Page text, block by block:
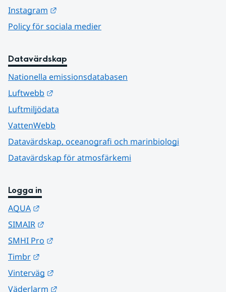
Instagram
Policy för sociala medier
Datavärdskap
Nationella emissionsdatabasen
Luftwebb
Luftmiljödata
VattenWebb
Datavärdskap, oceanografi och marinbiologi
Datavärdskap för atmosfärkemi
Logga in
AQUA
SIMAIR
SMHI Pro
Timbr
Vinterväg
Väderlarm